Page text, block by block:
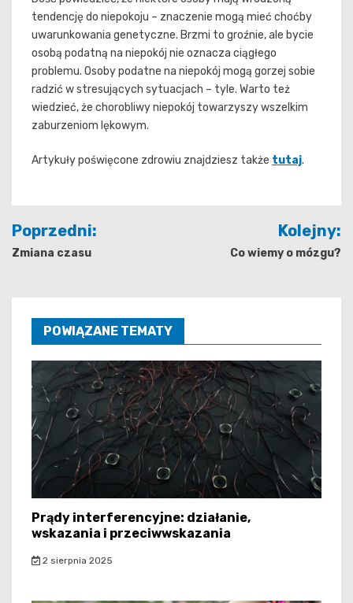
tendencję do niepokoju – znaczenie mogą mieć choćby
uwarunkowania genetyczne. Brzmi to groźnie, ale bycie
osobą podatną na niepokój nie oznacza ciągłego
problemu. Osoby podatne na niepokój mogą gorzej sobie
radzić w stresujących sytuacjach – tyle. Warto też
wiedzieć, że chorobliwy niepokój towarzyszy wszelkim
zaburzeniom lękowym.
Artykuły poświęcone zdrowiu znajdziesz także tutaj.
Nawigacja
wpisu
Poprzedni:
Zmiana czasu
Kolejny:
Co wiemy o mózgu?
POWIĄZANE TEMATY
Prądy interferencyjne: działanie,
wskazania i przeciwwskazania
2 sierpnia 2025